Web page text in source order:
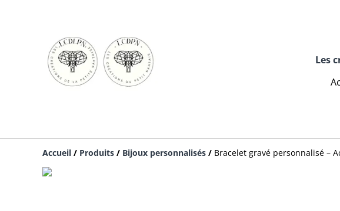
Les
Accueil / Produits / Bijoux personnalisés / Bracelet gravé personnalisé –